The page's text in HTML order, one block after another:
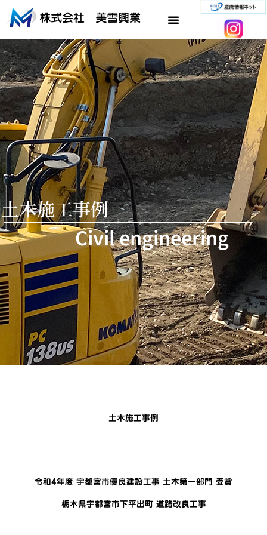
ス
キ
ッ
プ
土木施工事例
Civil engineering
土木施工事例
令和4年度 宇都宮市優良建設工事 土木第一部門 受賞
栃木県宇都宮市下平出町 道路改良工事